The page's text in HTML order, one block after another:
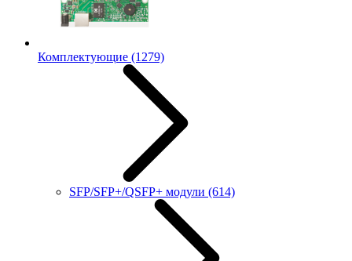
Комплектующие (1279)
SFP/SFP+/QSFP+ модули (614)